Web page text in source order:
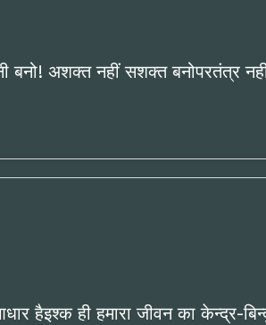
बनो! अशक्त नहीं सशक्त बनोपरतंत्र
हैइश्क ही हमारा जीवन का केन्द्र-